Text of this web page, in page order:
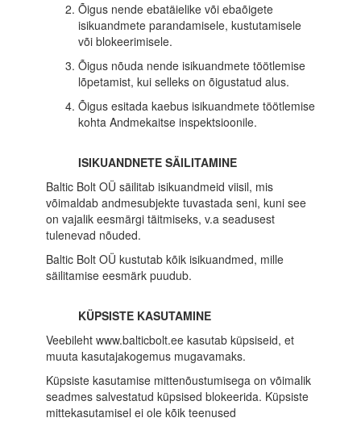
Õigus nende ebatäielike või ebaõigete
isikuandmete parandamisele, kustutamisele
või blokeerimisele.
Õigus nõuda nende isikuandmete töötlemise
lõpetamist, kui selleks on õigustatud alus.
Õigus esitada kaebus isikuandmete töötlemise
kohta Andmekaitse inspektsioonile.
ISIKUANDNETE SÄILITAMINE
Baltic Bolt OÜ säilitab isikuandmeid viisil, mis
võimaldab andmesubjekte tuvastada seni, kuni see
on vajalik eesmärgi täitmiseks, v.a seadusest
tulenevad nõuded.
Baltic Bolt OÜ kustutab kõik isikuandmed, mille
säilitamise eesmärk puudub.
KÜPSISTE KASUTAMINE
Veebileht www.balticbolt.ee kasutab küpsiseid, et
muuta kasutajakogemus mugavamaks.
Küpsiste kasutamise mittenõustumisega on võimalik
seadmes salvestatud küpsised blokeerida. Küpsiste
mittekasutamisel ei ole kõik teenused